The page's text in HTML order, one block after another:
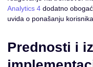
Analytics 4 dodatno
uvida o ponašanju korisnika.
Prednosti i